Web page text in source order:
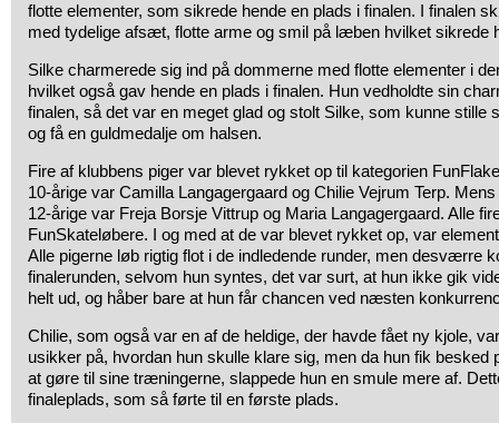
flotte elementer, som sikrede hende en plads i finalen. I finalen
med tydelige afsæt, flotte arme og smil på læben hvilket sikrede
Silke charmerede sig ind på dommerne med flotte elementer i
hvilket også gav hende en plads i finalen. Hun vedholdte sin
finalen, så det var en meget glad og stolt Silke, som kunne stille
og få en guldmedalje om halsen.
Fire af klubbens piger var blevet rykket op til kategorien
10-årige var Camilla Langagergaard og Chilie Vejrum Terp.
12-årige var Freja Borsje Vittrup og Maria Langagergaard. Alle
FunSkateløbere. I og med at de var blevet rykket op, var
Alle pigerne løb rigtig flot i de indledende runder, men desværre
finalerunden, selvom hun syntes, det var surt, at hun ikke gik
helt ud, og håber bare at hun får chancen ved næsten
Chilie, som også var en af de heldige, der havde fået ny kjole,
usikker på, hvordan hun skulle klare sig, men da hun fik besked
at gøre til sine træningerne, slappede hun en smule mere af.
finaleplads, som så førte til en første plads.